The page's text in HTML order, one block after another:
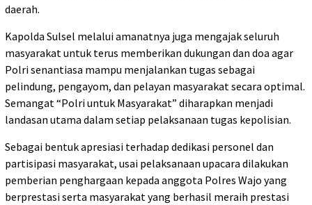
daerah.
Kapolda Sulsel melalui amanatnya juga mengajak seluruh
masyarakat untuk terus memberikan dukungan dan doa agar
Polri senantiasa mampu menjalankan tugas sebagai
pelindung, pengayom, dan pelayan masyarakat secara optimal.
Semangat “Polri untuk Masyarakat” diharapkan menjadi
landasan utama dalam setiap pelaksanaan tugas kepolisian.
Sebagai bentuk apresiasi terhadap dedikasi personel dan
partisipasi masyarakat, usai pelaksanaan upacara dilakukan
pemberian penghargaan kepada anggota Polres Wajo yang
berprestasi serta masyarakat yang berhasil meraih prestasi